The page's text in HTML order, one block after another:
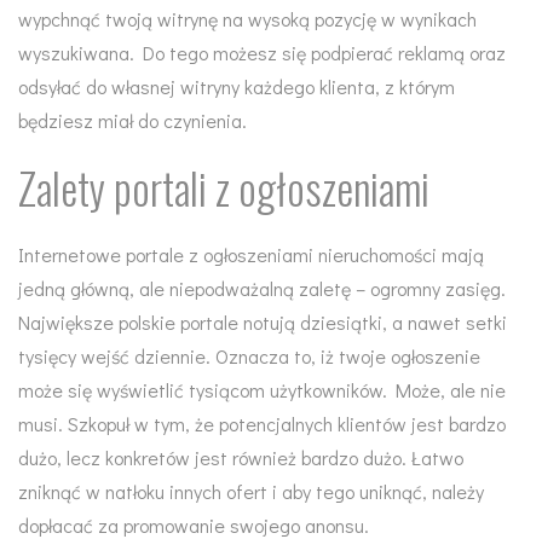
wypchnąć twoją witrynę na wysoką pozycję w wynikach
wyszukiwana. Do tego możesz się podpierać reklamą oraz
odsyłać do własnej witryny każdego klienta, z którym
będziesz miał do czynienia.
Zalety portali z ogłoszeniami
Internetowe portale z ogłoszeniami nieruchomości mają
jedną główną, ale niepodważalną zaletę – ogromny zasięg.
Największe polskie portale notują dziesiątki, a nawet setki
tysięcy wejść dziennie. Oznacza to, iż twoje ogłoszenie
może się wyświetlić tysiącom użytkowników. Może, ale nie
musi. Szkopuł w tym, że potencjalnych klientów jest bardzo
dużo, lecz konkretów jest również bardzo dużo. Łatwo
zniknąć w natłoku innych ofert i aby tego uniknąć, należy
dopłacać za promowanie swojego anonsu.